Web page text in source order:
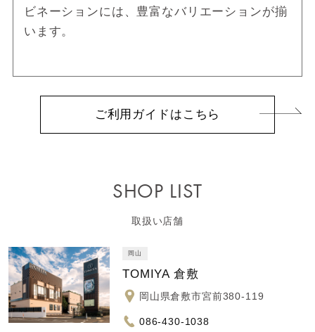
ビネーションには、豊富なバリエーションが揃
います。
ご利用ガイドはこちら
SHOP LIST
取扱い店舗
岡山
TOMIYA 倉敷
岡山県倉敷市宮前380-119
086-430-1038